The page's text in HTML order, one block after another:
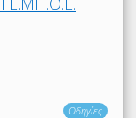
Οδηγίες